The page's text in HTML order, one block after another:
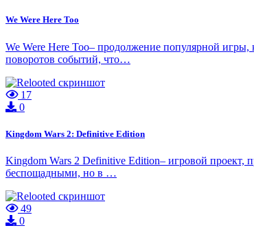
We Were Here Too
We Were Here Too– продолжение популярной
поворотов событий, что…
17
0
Kingdom Wars 2: Definitive Edition
Kingdom Wars 2 Definitive Edition– игровой проект,
беспощадными, но в …
49
0